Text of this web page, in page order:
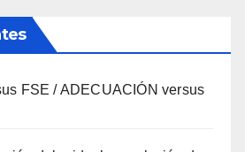
FSE / ADECUACIÓN versus